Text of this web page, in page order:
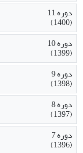
دوره 11
(1400)
دوره 10
(1399)
دوره 9
(1398)
دوره 8
(1397)
دوره 7
(1396)